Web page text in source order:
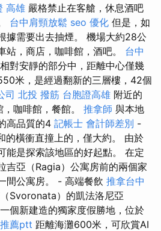
高雄 嚴格禁止在客艙，休息酒吧
台中肩頸放鬆 seo 優化 但是，如
據需要出去抽煙。 機場大約28公
站，商店，咖啡館，酒吧。 台中
對安靜的部分中，距離中心僅幾
米，是經過翻新的三層樓，42個
司 北投 撥筋 台胞證高雄 附近的
，咖啡館，餐館。 推拿師 與本地
高品質的4 記帳士 會計師差別 -
的橫衝直撞上的，僅大約。 由於
能是探索該地區的好起點。 在定
吉亞（Ragia）公寓房前的兩個家
間公寓房。 - 高端餐飲 推拿台中
Svoronata）的凱法洛尼亞
個新建造的獨家度假勝地，位於
薦ptt 距離海灘600米，可欣賞AI